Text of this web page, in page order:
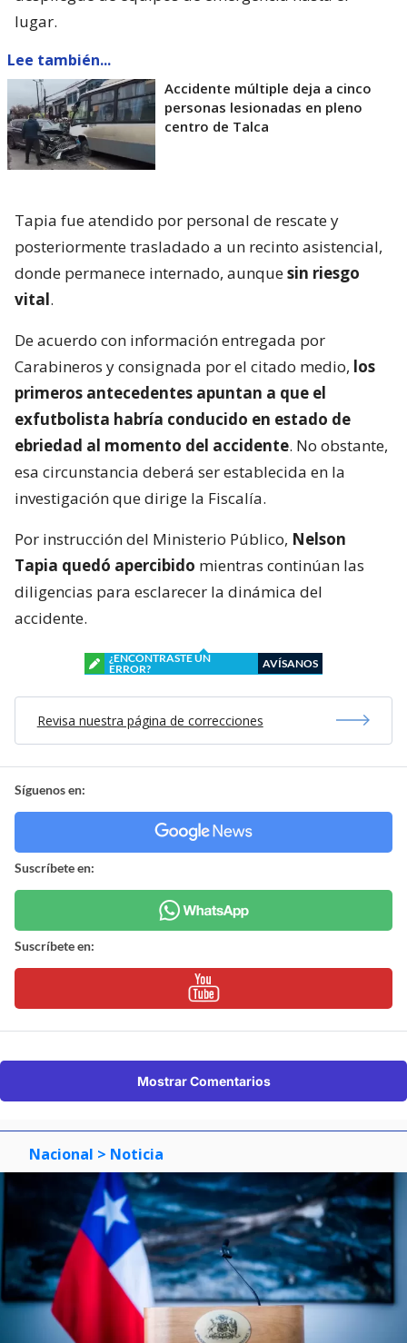
lugar.
Lee también...
Accidente múltiple deja a cinco
personas lesionadas en pleno
centro de Talca
Tapia fue atendido por personal de rescate y
posteriormente trasladado a un recinto asistencial,
donde permanece internado, aunquesin riesgo
vital.
De acuerdo con información entregada por
Carabineros y consignada por el citado medio, los
primeros antecedentes apuntan a que el
exfutbolista habría conducido en estado de
ebriedad al momento del accidente. No obstante,
esa circunstancia deberá ser establecida en la
investigación que dirige la Fiscalía.
Por instrucción del Ministerio Público, Nelson
Tapia quedó apercibido mientras continúan las
diligencias para esclarecer la dinámica del
accidente.
¿ENCONTRASTE UN
ERROR?
AVÍSANOS
Revisa nuestra página de correcciones
Síguenos en:
Suscríbete en:
Suscríbete en:
Mostrar Comentarios
Nacional > Noticia